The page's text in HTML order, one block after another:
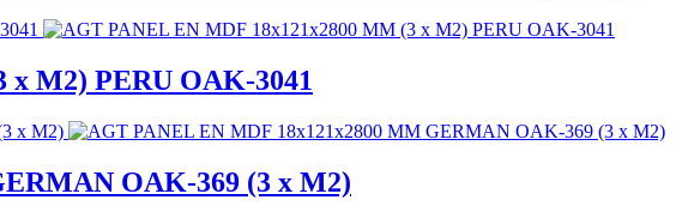
x M2) PERU OAK-3041
OAK-369 (3 x M2)